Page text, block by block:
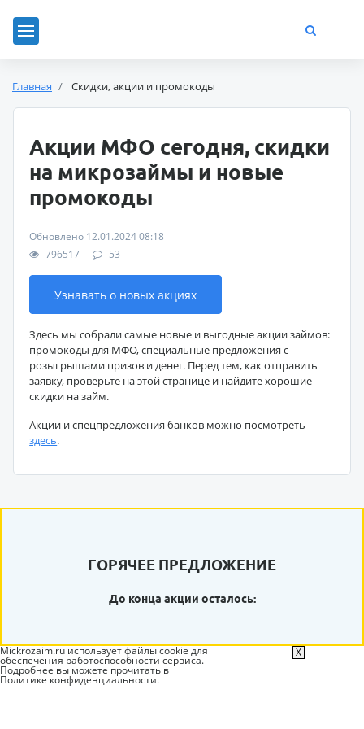
Главная Скидки, акции и промокоды
Акции МФО сегодня, скидки
на микрозаймы и новые
промокоды
Обновлено 12.01.2024 08:18
796517
53
Узнавать о новых акциях
Здесь мы собрали самые новые и выгодные акции займов:
промокоды для МФО, специальные предложения с
розыгрышами призов и денег. Перед тем, как отправить
заявку, проверьте на этой странице и найдите хорошие
скидки на займ.
Акции и спецпредложения банков можно посмотреть
здесь.
ГОРЯЧЕЕ ПРЕДЛОЖЕНИЕ
До конца акции осталось:
Mickrozaim.ru использует файлы cookie для
обеспечения работоспособности сервиса.
Подробнее вы можете прочитать в
Политике конфиденциальности.
X